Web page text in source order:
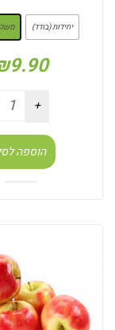
יחידות (בודד)
9.90
הוספה